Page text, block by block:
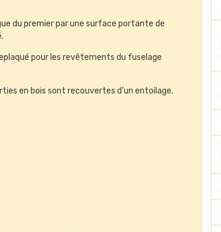
du premier par une surface portante de
pour les revêtements du fuselage
en bois sont recouvertes d’un entoilage.